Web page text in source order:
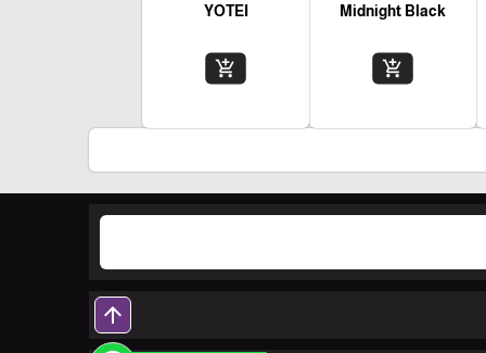
Midnight Black
add_shopping_cart
YOTEI
add_shopping_cart
arrow_upward